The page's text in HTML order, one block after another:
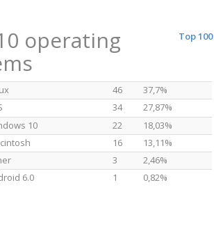
Top 100
operating
46
37,7%
34
27,87%
10 22
18,03%
16
13,11%
3
2,46%
6.0 1 0,82%